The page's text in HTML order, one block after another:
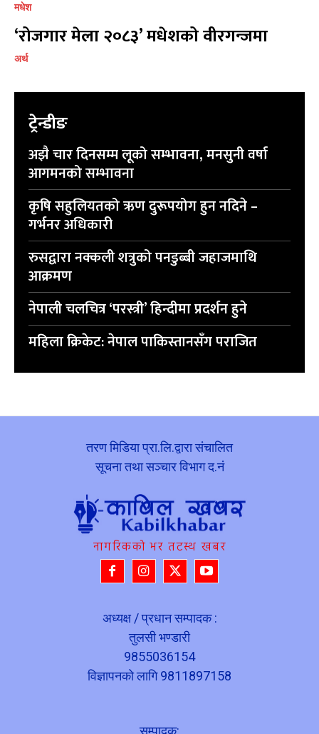
मधेश
‘रोजगार मेला २०८३’ मधेशको वीरगन्जमा
अर्थ
ट्रेन्डीङ
अझै चार दिनसम्म लूको सम्भावना, मनसुनी वर्षा
आगमनको सम्भावना
कृषि सहुलियतको ऋण दुरूपयोग हुन नदिने –
गर्भनर अधिकारी
रुसद्वारा नक्कली शत्रुको पनडुब्बी जहाजमाथि
आक्रमण
नेपाली चलचित्र ‘परस्त्री’ हिन्दीमा प्रदर्शन हुने
महिला क्रिकेट: नेपाल पाकिस्तानसँग पराजित
तरण मिडिया प्रा.लि.द्वारा संचालित
सूचना तथा सञ्चार विभाग द.नं
नागरिकको भर तटस्थ खबर
अध्यक्ष / प्रधान सम्पादक :
तुलसी भण्डारी
9855036154
विज्ञापनको लागि 9811897158
सम्पादक: